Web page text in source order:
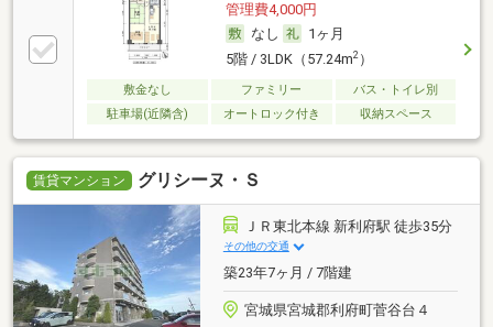
管理費4,000円
なし
1ヶ月
5階 / 3LDK（57.24m2）
敷金なし ファミリー
バス・トイレ別
駐車場(近隣含)
オートロック付き 収納スペース
賃貸マンション グリシーヌ・Ｓ
ＪＲ東北本線 新利府駅 徒歩35分
その他の交通
築23年7ヶ月 / 7階建
宮城県宮城郡利府町菅谷台４